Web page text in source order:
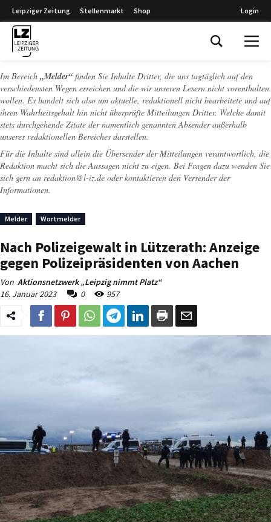
Leipziger Zeitung Stellenmarkt Shop Login
Im Bereich „Melder“ finden Sie Inhalte Dritter, die uns tagtäglich auf den
verschiedensten Wegen erreichen und die wir unseren Lesern nicht vorenthalten
wollen. Es handelt sich also um aktuelle, redaktionell nicht bearbeitete und auf
ihren Wahrheitsgehalt hin nicht überprüfte Mitteilungen Dritter. Welche damit
stets durchgehende Zitate der namentlich genannten Absender außerhalb
unseres redaktionellen Bereiches darstellen.
Für die Inhalte sind allein die Übersender der Mitteilungen verantwortlich, die
Redaktion macht sich die Aussagen nicht zu eigen. Bei Fragen dazu wenden Sie
sich gern an redaktion@l-iz.de oder kontaktieren den Versender der
Informationen.
Melder Wortmelder
Nach Polizeigewalt in Lützerath: Anzeige
gegen Polizeipräsidenten von Aachen
Von Aktionsnetzwerk „Leipzig nimmt Platz“
16. Januar 2023
0 957